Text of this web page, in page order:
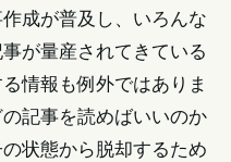
成が普及し、いろんな
が量産されてきている
情報も例外ではありま
記事を読めばいいのか
状態から脱却するため